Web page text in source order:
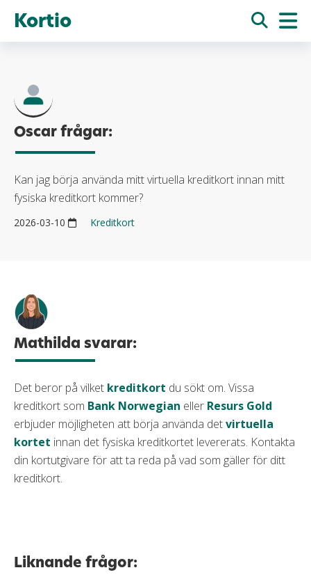
Kortio
Oscar frågar:
Kan jag börja använda mitt virtuella kreditkort innan mitt
fysiska kreditkort kommer?
2026-03-10 Kreditkort
Mathilda svarar:
Det beror på vilket kreditkort du sökt om. Vissa
kreditkort som Bank Norwegian eller Resurs Gold
erbjuder möjligheten att börja använda detvirtuella
kortet innan det fysiska kreditkortet levererats. Kontakta
din kortutgivare för att ta reda på vad som gäller för ditt
kreditkort.
Liknande frågor: